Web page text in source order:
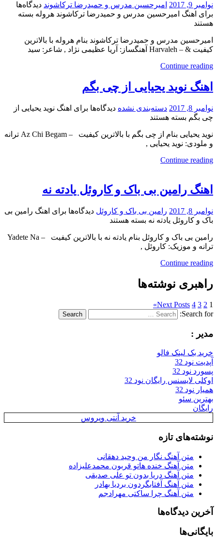
نوامبر 9, 2017 امیرحسین مدرس و حمیدرضا ترکاشوند دیدگاه‌ها
برای اهنگ امیرحسین مدرس و حمیدرضا ترکاشوند هروله بسته
هستند
امیرحسین مدرس و حمیدرضا ترکاشوند بنام هروله با بالاترین
کیفیت & – Harvaleh آهنگساز: آریا عظیمی نژاد , شاعر: سید
Continue reading
اهنگ نوید یحیایی از چی بگم
نوامبر 8, 2017 دسته‌بندی نشده دیدگاه‌ها برای اهنگ نوید یحیایی از
چی بگم بسته هستند
نوید یحیایی بنام از چی بگم با بالاترین کیفیت – Az Chi Begam ترانه
و ملودی: نوید یحیایی ,
Continue reading
اهنگ رامین بی باک و کاروئل یادته نه
نوامبر 8, 2017 رامین بی باک و کاروئل دیدگاه‌ها برای اهنگ رامین بی
باک و کاروئل یادته نه بسته هستند
رامین بی باک و کاروئل بنام یادته نه با بالاترین کیفیت – Yadete Na
ترانه و موزیک: کاروئل ,
Continue reading
راهبری نوشته‌ها
1
2
3
4
Next Posts
»
Search for:
Search
مدیر :
خرید بک لینک فالو
آپدیت نود 32
پسورد نود 32
اوکلی لایسنس رایگان نود 32
همیار نود 32
بهترین سئو
رایگان
خرید آنتی ویروس
نوشته‌های تازه
متن آهنگ نگار من وحید دهقانی
متن آهنگ خنده هاتو قربون محمدعلیزاده
متن آهنگ دریا بدون تو علی صدیقی
متن آهنگ آفتابگردون بردیا بهادر
متن آهنگ چرا ساکتی مهرادجم
آخرین دیدگاه‌ها
بایگانی‌ها